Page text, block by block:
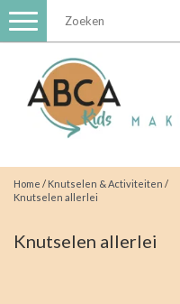
Toggle
navigation
Home / Knutselen & Activiteiten /
Knutselen allerlei
Knutselen allerlei